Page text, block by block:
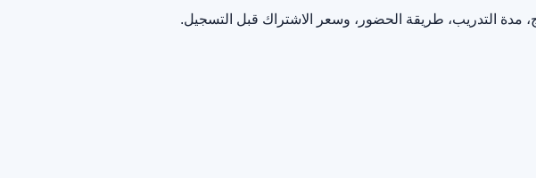
مدة التدريب، طريقة الحضور، وسعر الاشتراك قبل التسجيل.